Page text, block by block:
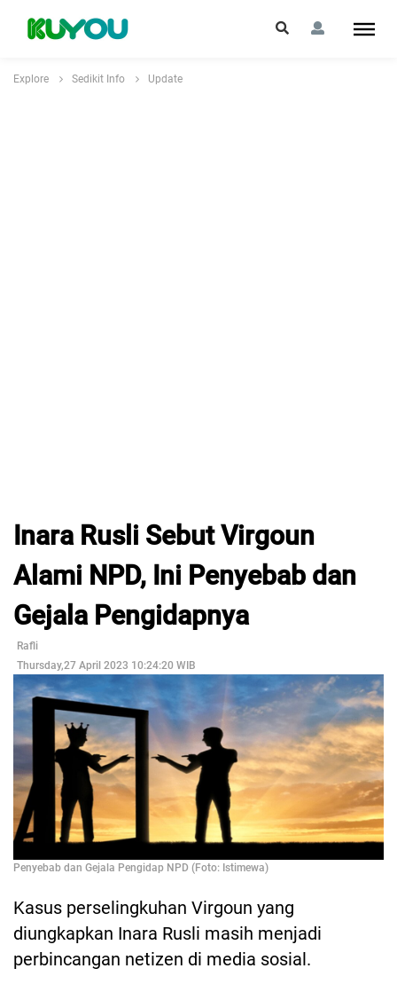
Explore Sedikit Info Update
Inara Rusli Sebut Virgoun
Alami NPD, Ini Penyebab dan
Gejala Pengidapnya
Rafli
Thursday,27 April 2023 10:24:20 WIB
Penyebab dan Gejala Pengidap NPD (Foto: Istimewa)
Kasus perselingkuhan Virgoun yang
diungkapkan Inara Rusli masih menjadi
perbincangan netizen di media sosial.